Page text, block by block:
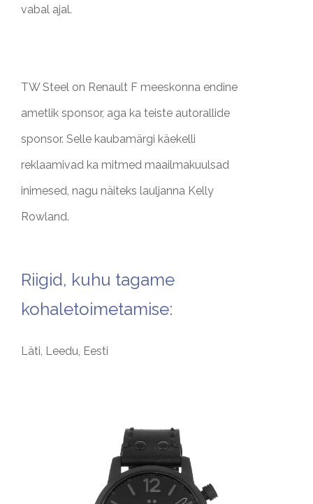
vabal ajal.
TW Steel on Renault F meeskonna endine
ametlik sponsor, aga ka teiste autorallide
sponsor. Selle kaubamärgi käekelli
reklaamivad ka mitmed maailmakuulsad
inimesed, nagu näiteks lauljanna Kelly
Rowland.
Riigid, kuhu tagame
kohaletoimetamise:
Läti, Leedu, Eesti